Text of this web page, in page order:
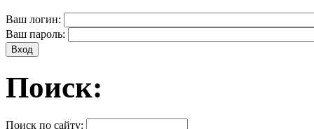
Ваш логин:
Ваш пароль:
Поиск:
Поиск по сайту: